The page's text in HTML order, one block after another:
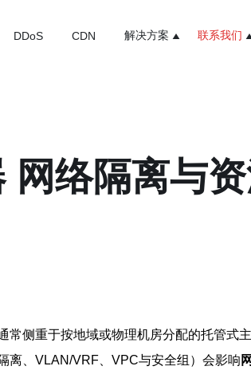
DDoS CDN 解决方案 联系我们
络隔离与
常侧重于按地域或物理机房分配的托管式
离、VLAN/VRF、VPC与安全组）会影响